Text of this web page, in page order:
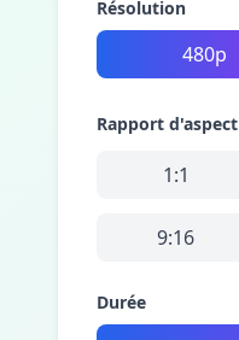
Résolution
480p
Rapport d'aspect
1:1
9:16
Durée